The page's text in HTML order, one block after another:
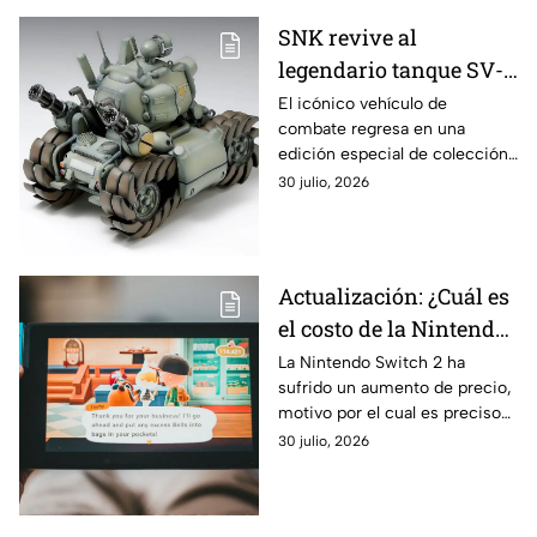
SNK revive al
legendario tanque SV-
001 de Metal Slug para
celebrar los 30 años de
la franquicia
El icónico vehículo de
combate regresa en una
edición especial de colección
con escala 1/24, pensada para
30 julio, 2026
Actualización: ¿Cuál es
el costo de la Nintendo
Switch 2 tras el
aumento de precio?
La Nintendo Switch 2 ha
sufrido un aumento de precio,
motivo por el cual es preciso
que conozcas más respecto a
30 julio, 2026